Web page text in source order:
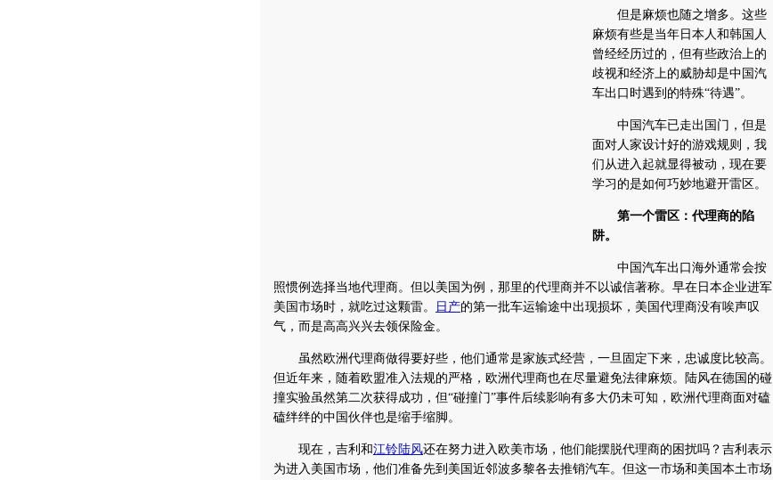
但是麻烦也随之增多。这些
麻烦有些是当年日本人和韩国人
曾经经历过的，但有些政治上的
歧视和经济上的威胁却是中国汽
车出口时遇到的特殊“待遇”。
中国汽车已走出国门，但是
面对人家设计好的游戏规则，我
们从进入起就显得被动，现在要
学习的是如何巧妙地避开雷区。
第一个雷区：代理商的陷
阱。
中国汽车出口海外通常会按
照惯例选择当地代理商。但以美国为例，那里的代理商并不以诚信著称。早在日本企业进军
美国市场时，就吃过这颗雷。
日产的第一批车运输途中出现损坏，美国代理商没有唉声叹
气，而是高高兴兴去领保险金。
虽然欧洲代理商做得要好些，他们通常是家族式经营，一旦固定下来，忠诚度比较高。
但近年来，随着欧盟准入法规的严格，欧洲代理商也在尽量避免法律麻烦。陆风在德国的碰
撞实验虽然第二次获得成功，但“碰撞门”事件后续影响有多大仍未可知，欧洲代理商面对磕
磕绊绊的中国伙伴也是缩手缩脚。
现在，吉利和江铃陆风还在努力进入欧美市场，他们能摆脱代理商的困扰吗？吉利表示
为进入美国市场，他们准备先到美国近邻波多黎各去推销汽车。但这一市场和美国本土市场